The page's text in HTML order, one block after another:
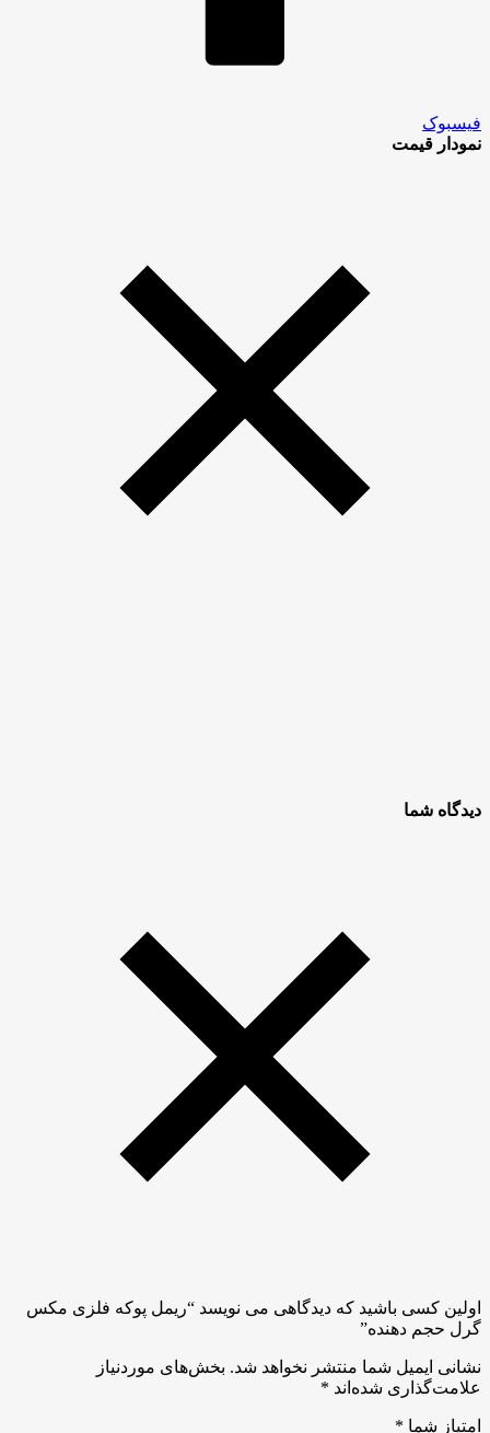
فیسبوک
نمودار قیمت
دیدگاه شما
اولین کسی باشید که دیدگاهی می نویسد “ریمل پوکه فلزی مکس
گرل حجم دهنده”
نشانی ایمیل شما منتشر نخواهد شد. بخش‌های موردنیاز
علامت‌گذاری شده‌اند *
امتیاز شما *